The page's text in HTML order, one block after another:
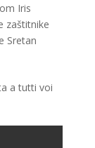
Iris
zaštitnike
Sretan
a tutti voi